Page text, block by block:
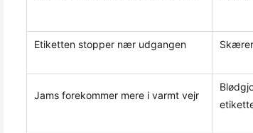
Etiketten stopper nær udgangen
Jams forekommer mere i varmt vejr